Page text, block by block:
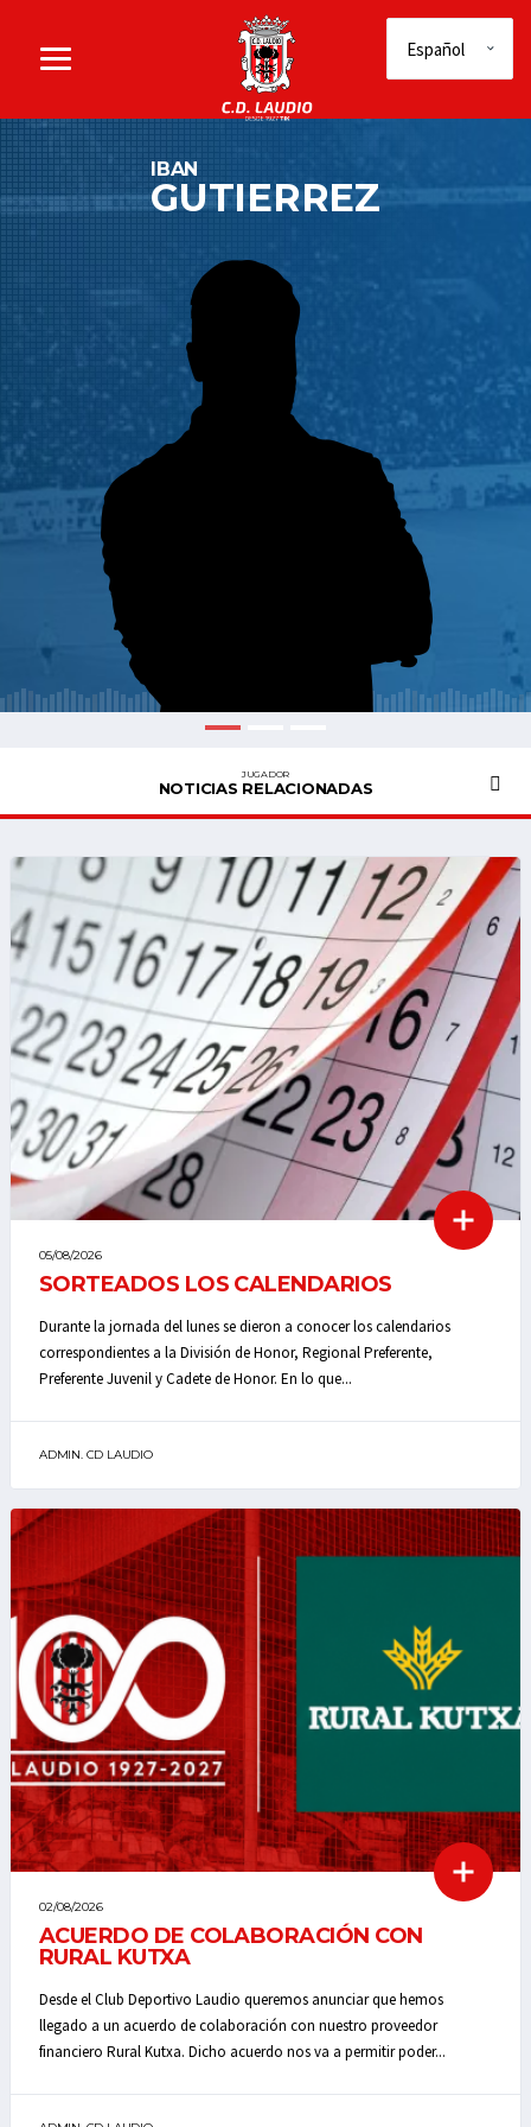
IBAN
GUTIERREZ
JUGADOR
NOTICIAS RELACIONADAS
05/08/2026
SORTEADOS LOS CALENDARIOS
Durante la jornada del lunes se dieron a conocer los calendarios
correspondientes a la División de Honor, Regional Preferente,
Preferente Juvenil y Cadete de Honor. En lo que...
ADMIN. CD LAUDIO
02/08/2026
ACUERDO DE COLABORACIÓN CON
RURAL KUTXA
Desde el Club Deportivo Laudio queremos anunciar que hemos
llegado a un acuerdo de colaboración con nuestro proveedor
financiero Rural Kutxa. Dicho acuerdo nos va a permitir poder...